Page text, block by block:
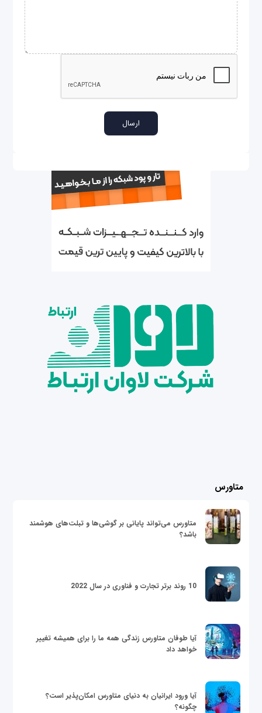
متاورس
متاورس می‌تواند پایانی بر گوشی‌ها و تبلت‌های هوشمند
باشد؟
10 روند برتر تجارت و فناوری در سال 2022
آیا طوفان متاورس زندگی همه ما را برای همیشه تغییر
خواهد داد
آیا ورود ایرانیان به دنیای متاورس امکان‌پذیر است؟
چگونه؟